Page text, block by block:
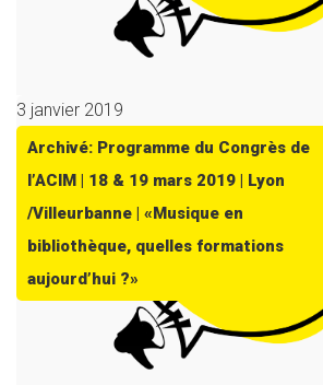
3 janvier 2019
Archivé: Programme du Congrès de
l’ACIM | 18 & 19 mars 2019 | Lyon
/Villeurbanne | «Musique en
bibliothèque, quelles formations
aujourd’hui ?»